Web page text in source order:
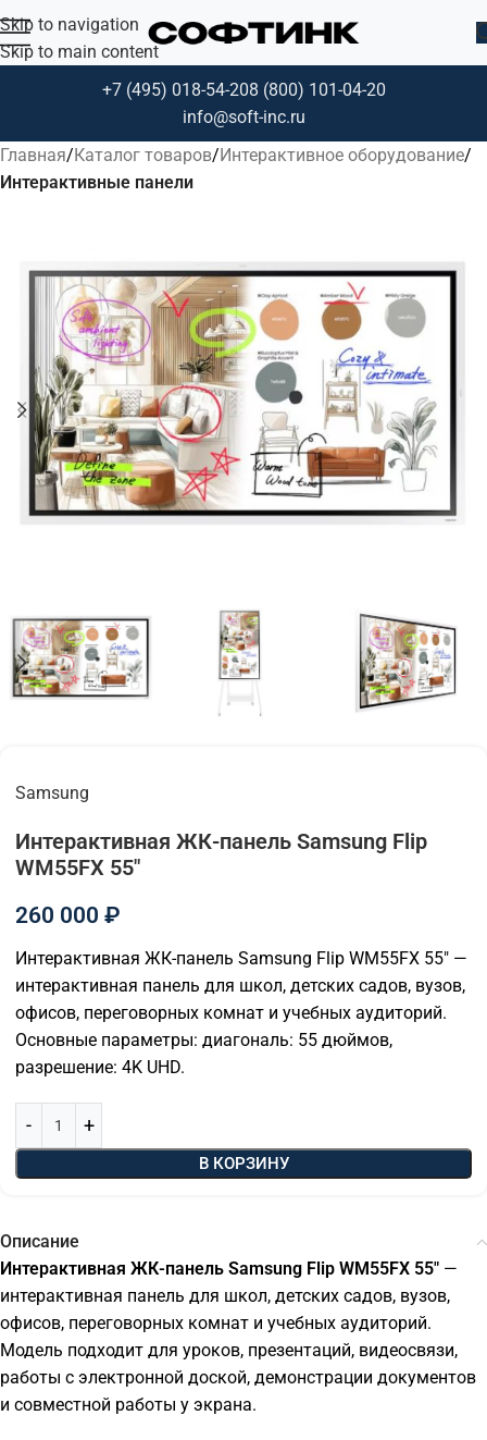
Skip to navigation
Skip to main content
+7 (495) 018-54-208 (800) 101-04-20
info@soft-inc.ru
Главная Каталог товаров Интерактивное оборудование
Интерактивные панели
Samsung
Интерактивная ЖК-панель Samsung Flip
WM55FX 55"
260 000 ₽
Интерактивная ЖК-панель Samsung Flip WM55FX 55″ —
интерактивная панель для школ, детских садов, вузов,
офисов, переговорных комнат и учебных аудиторий.
Основные параметры: диагональ: 55 дюймов,
разрешение: 4K UHD.
В КОРЗИНУ
Описание
Интерактивная ЖК-панель Samsung Flip WM55FX 55" —
интерактивная панель для школ, детских садов, вузов,
офисов, переговорных комнат и учебных аудиторий.
Модель подходит для уроков, презентаций, видеосвязи,
работы с электронной доской, демонстрации документов
и совместной работы у экрана.